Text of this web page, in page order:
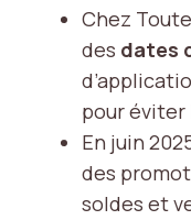
Chez
des dates
pour éviter
En juin
des
soldes et